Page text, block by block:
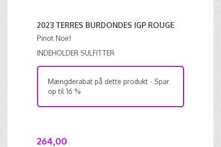
2023 TERRES BURDONDES IGP ROUGE
Pinot Noir!
INDEHOLDER SULFITTER
Mængderabat på dette produkt - Spar
op til 16 %
264,00